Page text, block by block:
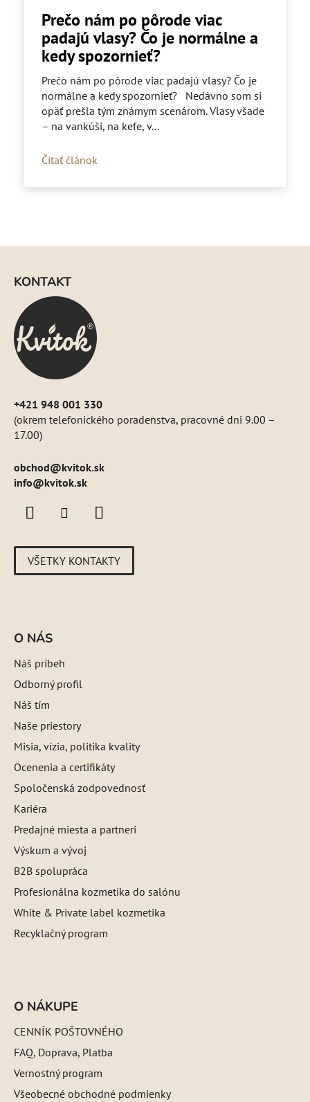
Prečo nám po pôrode viac
padajú vlasy? Čo je normálne a
kedy spozornieť?
Prečo nám po pôrode viac padajú vlasy? Čo je
normálne a kedy spozornieť? Nedávno som si
opäť prešla tým známym scenárom. Vlasy všade
– na vankúši, na kefe, v...
Čítať článok
KONTAKT
+421 948 001 330
(okrem telefonického poradenstva, pracovné dni 9.00 –
17.00)
obchod@kvitok.sk
info@kvitok.sk
VŠETKY KONTAKTY
O NÁS
Náš príbeh
Odborný profil
Náš tím
Naše priestory
Misia, vízia, politika kvality
Ocenenia a certifikáty
Spoločenská zodpovednosť
Kariéra
Predajné miesta a partneri
Výskum a vývoj
B2B spolupráca
Profesionálna kozmetika do salónu
White & Private label kozmetika
Recyklačný program
O NÁKUPE
CENNÍK POŠTOVNÉHO
FAQ, Doprava, Platba
Vernostný program
Všeobecné obchodné podmienky